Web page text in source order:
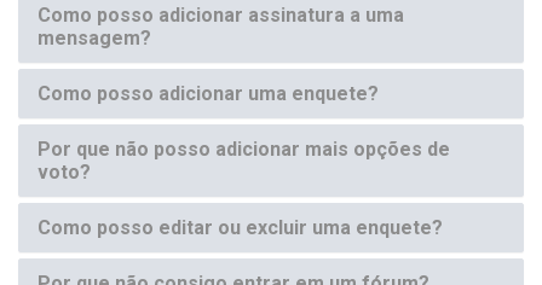
Como posso adicionar assinatura a uma
mensagem?
Como posso adicionar uma enquete?
Por que não posso adicionar mais opções de
voto?
Como posso editar ou excluir uma enquete?